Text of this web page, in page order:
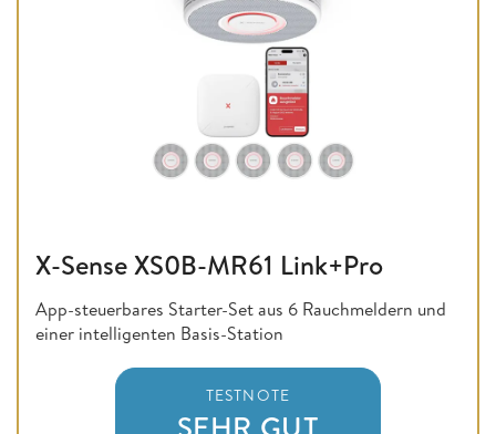
X-Sense XS0B-MR61 Link+Pro
App-steuerbares Starter-Set aus 6 Rauchmeldern und
einer intelligenten Basis-Station
TESTNOTE